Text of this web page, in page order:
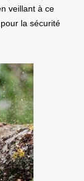
veillant à ce
la sécurité